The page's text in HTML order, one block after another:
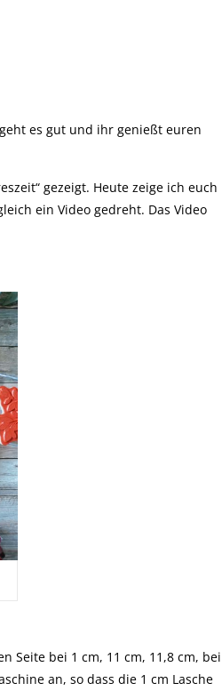
es gut und ihr genießt euren
gezeigt. Heute zeige ich euch
ein Video gedreht. Das Video
Seite bei 1 cm, 11 cm, 11,8 cm, bei
an, so dass die 1 cm Lasche